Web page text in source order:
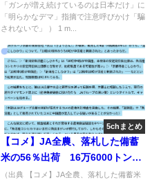
摘で注意呼びかけ「騙されない
で」 [muffin★]
「ガンが増え続けているのは日本だけ」に
「明らかなデマ」指摘で注意呼びかけ「騙
されないで」 ） 1 m...
5chまとめ
【コメ】JA全農、落札した備蓄
米の56％出荷 16万6000トン
卸売業者からの依頼分は完了 [少
（出典 【コメ】JA全農、落札した備蓄米